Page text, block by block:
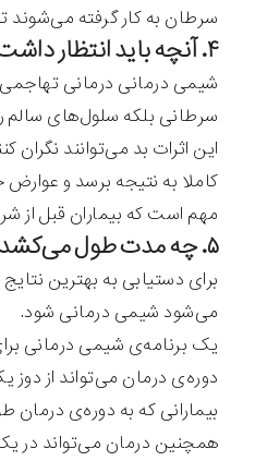
سرطان به کار گرفته می‌شوند
۴. آنچه باید انتظار داشت
شیمی درمانی درمانی
سرطانی بلکه سلول‌های سالم
این اثرات بد می‌توانند نگران
کاملا به نتیجه برسد و عوارض
مهم است که بیماران قبل از
۵. چه مدت طول می‌کشد؟
برای دستیابی به بهترین
می‌شود شیمی درمانی شود.
یک برنامه‌ی شیمی درمانی
دوره‌ی درمان می‌تواند از دوز
بیمارانی که به دوره‌ی درمان
همچنین درمان می‌تواند در